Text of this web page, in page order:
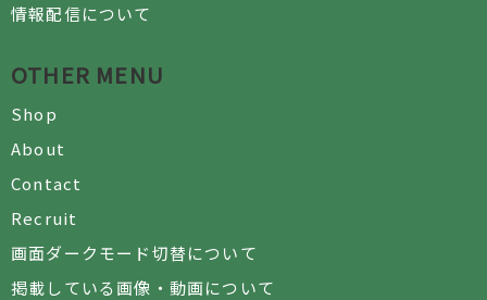
情報配信について
OTHER MENU
Shop
About
Contact
Recruit
画面ダークモード切替について
掲載している画像・動画について